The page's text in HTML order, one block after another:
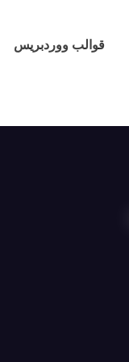
قوالب ووردبريس